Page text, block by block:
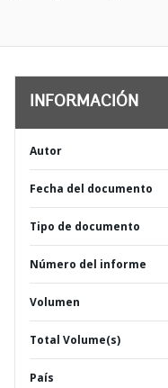
INFORMACIÓN
Autor
Fecha del documento
Tipo de documento
Número del informe
Volumen
Total Volume(s)
País